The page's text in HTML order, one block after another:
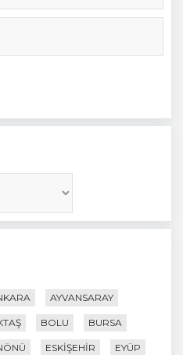
AYVANSARAY
BOLU BURSA
ESKIŞEHIR EYÜP